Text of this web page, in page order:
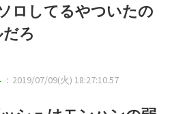
ロしてるやついたの
ろ
：2019/07/09(火) 18:27:10.57